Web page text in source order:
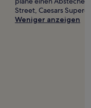
Street, Caesars
Weniger anzeigen